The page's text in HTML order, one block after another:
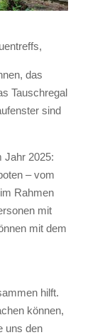
das
Tauschregal
sind
Jahr 2025:
– vom
Rahmen
mit
mit dem
hilft.
können,
uns den